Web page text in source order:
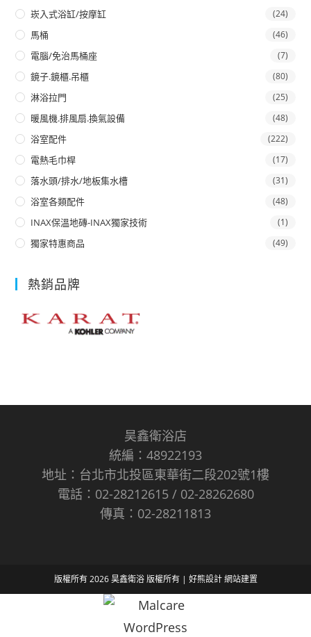
崁入式浴缸/按摩缸 (24)
馬桶 (46)
電腦/免治馬桶座 (7)
鏡子.鏡櫃.吊櫃 (80)
淋浴拉門 (25)
暖風機.排風扇.換氣設備 (48)
浴室配件 (222)
電熱毛巾桿 (17)
落水頭/排水/地板集水槽 (31)
浴室各類配件 (48)
INAX保溫地磚-INAX獨家技術 (1)
獨家特惠商品 (49)
熱銷品牌
昊鑫衛浴店
統編：48922193
地址：台北市北投區東華街二段202號1樓
電話：02-28212615 / 02-28262680
傳真：02-28211813
版權所有 2026 昊鑫衛浴 版權所有 | 好熊設計網站建置